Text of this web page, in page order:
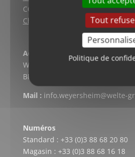
Tout
Politique de
CGV vente en ligne
Charte qualité
Adresse postale
WELTE CARDAN-SERVICE
BP 304 – F-67728 HOERDT CEDEX
Mail : info.weyersheim@welte-
Numéros
Standard : +33 (0)3 88 68 20 80
Magasin : +33 (0)3 88 68 16 18